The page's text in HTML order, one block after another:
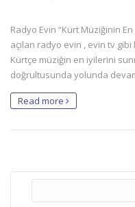
Radyo Evin “Kürt Müziğinin
açılan radyo evin , evin tv gibi
Kürtçe müziğin en iyilerini
doğrultusunda yolunda
Read more
Arama: